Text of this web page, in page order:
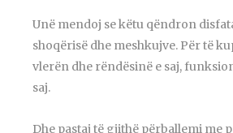
Unë mendoj se këtu qëndron
shoqërisë dhe meshkujve. Për të
vlerën dhe rëndësinë e saj,
saj.
Dhe pastaj të gjithë përballemi me